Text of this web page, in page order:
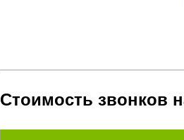
Стоимость звонков